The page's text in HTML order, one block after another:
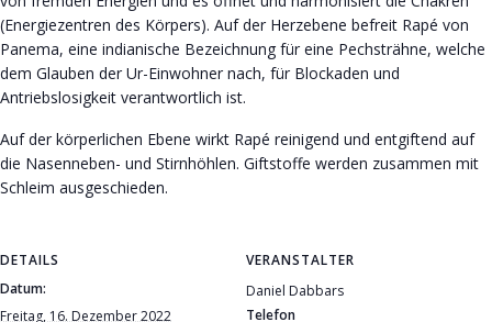
(Energiezentren des Körpers). Auf der Herzebene befreit Rapé von
Panema, eine indianische Bezeichnung für eine Pechsträhne, welche
dem Glauben der Ur-Einwohner nach, für Blockaden und
Antriebslosigkeit verantwortlich ist.
Auf der körperlichen Ebene wirkt Rapé reinigend und entgiftend auf
die Nasenneben- und Stirnhöhlen. Giftstoffe werden zusammen mit
Schleim ausgeschieden.
DETAILS
Datum:
Freitag, 16. Dezember 2022
VERANSTALTER
Daniel Dabbars
Telefon